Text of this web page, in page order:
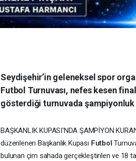
Seydişehir’in geleneksel spor
Futbol Turnuvası, nefes kesen
gösterdiği turnuvada
BAŞKANLIK KUPASI'NDA ŞAMPİYON
düzenlenen Başkanlık Kupası Futbol
bulunan çim sahada gerçekleştirilen ve 18